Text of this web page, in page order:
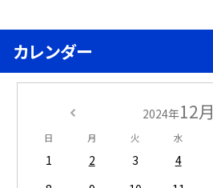
カレンダー
2024年12月
日 月 火 水
1 2 3 4